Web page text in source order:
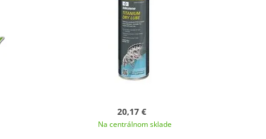
20,17 €
Na centrálnom sklade